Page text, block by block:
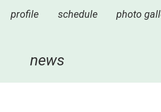
profile schedule photo
news